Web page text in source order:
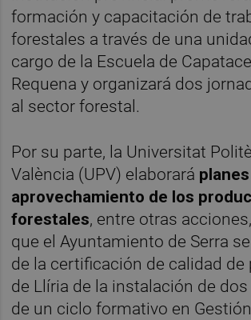
formación y capacitación de
forestales a través de una
cargo de la Escuela de
Requena y organizará dos
al sector forestal.
Por su parte, la Universitat
València (UPV) elaborará
aprovechamiento de los
forestales, entre otras
que el Ayuntamiento de Serra
de la certificación de calidad de
de Llíria de la instalación de
de un ciclo formativo en